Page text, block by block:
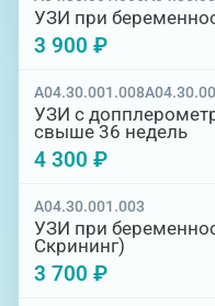
УЗИ при
3 900 ₽
A04.30.001.008
УЗИ с
свыше 36 недель
4 300 ₽
A04.30.001.003
УЗИ при
Скрининг)
3 700 ₽